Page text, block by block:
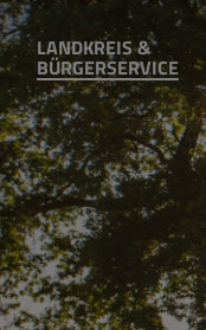
LANDKREIS &
BÜRGERSERVICE